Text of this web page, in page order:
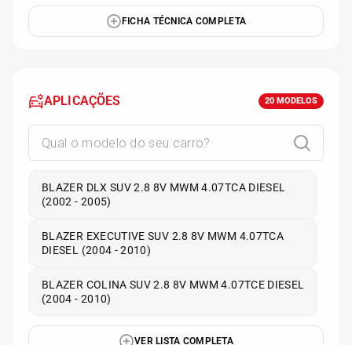
FICHA TÉCNICA COMPLETA
APLICAÇÕES 20 MODELOS
BLAZER DLX SUV 2.8 8V MWM 4.07TCA DIESEL
(2002 - 2005)
BLAZER EXECUTIVE SUV 2.8 8V MWM 4.07TCA
DIESEL (2004 - 2010)
BLAZER COLINA SUV 2.8 8V MWM 4.07TCE DIESEL
(2004 - 2010)
VER LISTA COMPLETA